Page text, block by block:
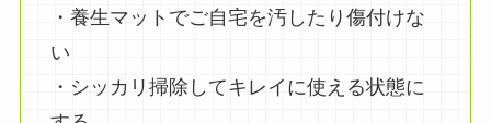
・養生マットでご自宅を汚したり傷付けな
い
・シッカリ掃除してキレイに使える状態に